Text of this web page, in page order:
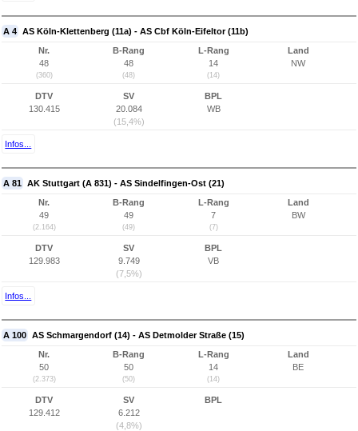
A 4 AS Köln-Klettenberg (11a) - AS Cbf Köln-Eifeltor (11b)
Nr.
48
(360)
B-Rang
48
(48)
L-Rang
14
(14)
Land
NW
DTV
130.415
SV
20.084
(15,4%)
BPL
WB
Infos...
A 81 AK Stuttgart (A 831) - AS Sindelfingen-Ost (21)
Nr.
49
(2.164)
B-Rang
49
(49)
L-Rang
7
(7)
Land
BW
DTV
129.983
SV
9.749
(7,5%)
BPL
VB
Infos...
A 100 AS Schmargendorf (14) - AS Detmolder Straße (15)
Nr.
50
(2.373)
B-Rang
50
(50)
L-Rang
14
(14)
Land
BE
DTV
129.412
SV
6.212
(4,8%)
BPL